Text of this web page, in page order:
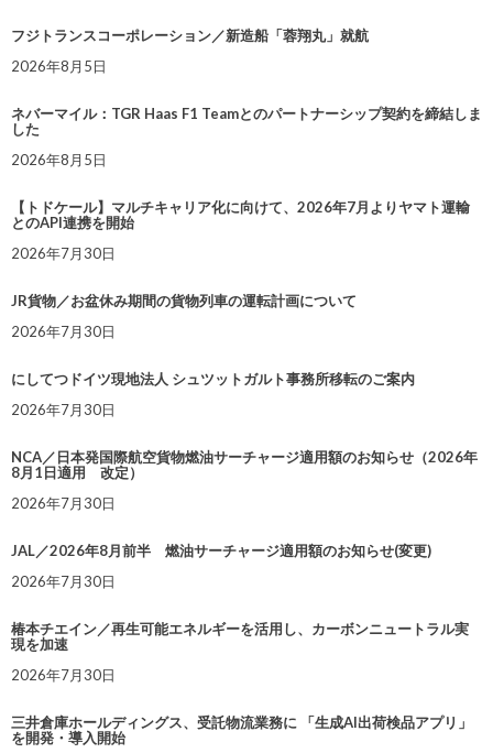
フジトランスコーポレーション／新造船「蓉翔丸」就航
2026年8月5日
ネバーマイル：TGR Haas F1 Teamとのパートナーシップ契約を締結しま
した
2026年8月5日
【トドケール】マルチキャリア化に向けて、2026年7月よりヤマト運輸
とのAPI連携を開始
2026年7月30日
JR貨物／お盆休み期間の貨物列車の運転計画について
2026年7月30日
にしてつドイツ現地法人 シュツットガルト事務所移転のご案内
2026年7月30日
NCA／日本発国際航空貨物燃油サーチャージ適用額のお知らせ（2026年
8月1日適用 改定）
2026年7月30日
JAL／2026年8月前半 燃油サーチャージ適用額のお知らせ(変更)
2026年7月30日
椿本チエイン／再生可能エネルギーを活用し、カーボンニュートラル実
現を加速
2026年7月30日
三井倉庫ホールディングス、受託物流業務に 「生成AI出荷検品アプリ」
を開発・導入開始